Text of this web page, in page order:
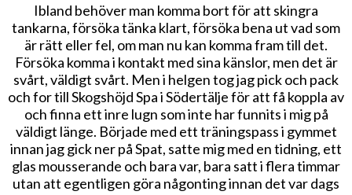
Ibland behöver man komma bort för att skingra
tankarna, försöka tänka klart, försöka bena ut vad som
är rätt eller fel, om man nu kan komma fram till det.
Försöka komma i kontakt med sina känslor, men det är
svårt, väldigt svårt. Men i helgen tog jag pick och pack
och for till Skogshöjd Spa i Södertälje för att få koppla av
och finna ett inre lugn som inte har funnits i mig på
väldigt länge. Började med ett träningspass i gymmet
innan jag gick ner på Spat, satte mig med en tidning, ett
glas mousserande och bara var, bara satt i flera timmar
utan att egentligen göra någonting innan det var dags